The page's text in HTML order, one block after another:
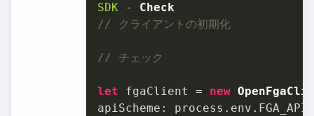
SDK - Check
// クライアントの初期化
// チェック
let fgaClient = new
apiScheme : process. env .